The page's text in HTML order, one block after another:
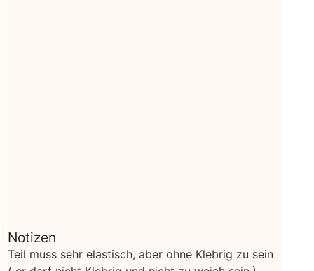
Notizen
Teil muss sehr elastisch, aber ohne Klebrig zu sein